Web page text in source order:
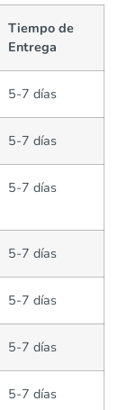
Tiempo de
Entrega
5-7 días
5-7 días
5-7 días
5-7 días
5-7 días
5-7 días
5-7 días